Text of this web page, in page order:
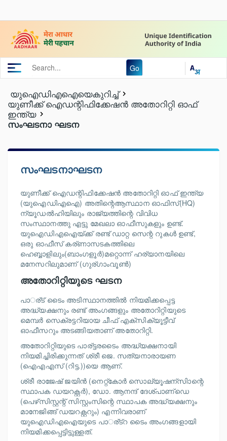
Go
യുഐഡിഎഐയെകുറിച്ച്
യുണീക്ക് ഐഡന്റിഫിക്കേഷൻ അതോറിറ്റി ഓഫ്
ഇന്ത്യ
സംഘടനാ ഘടന
സംഘടനാഘടന
യുണീക്ക് ഐഡന്റിഫിക്കേഷൻ അതോറിറ്റി ഓഫ് ഇന്ത്യ
(യുഐഡിഎഐ) അതിന്റെആസ്ഥാന ഓഫിസ്(HQ)
ന്യൂഡൽഹിയിലും രാജ്യത്തിന്റെ വിവിധ
സംസ്ഥാനത്തു എട്ടു മേഖലാ ഓഫീസുകളും ഉണ്ട്.
യുഐഡിഎഐയ്ക്ക് രണ്ട് ഡാറ്റ സെന്റ റുകള്‍ ഉണ്ട്,
ഒരു ഓഫീസ് കര്ണാസടകത്തിലെ
ഹെബ്ബാളിലും(ബാംഗളൂര്‍)മറ്റൊന്ന്‍ ഹര്യാനയിലെ
മനേസറിലുമാണ് (ഗുര്ഗാംവൂണ്‍)
അതോറിറ്റിയുടെ ഘടന
പാര്‌്ട് ടൈം അടിസ്ഥാനത്തില്‍ നിയമിക്കപ്പെട്ട
അദ്ധ്യക്ഷനും രണ്ട് അംഗങ്ങളും അതോറിറ്റിയുടെ
മെമ്പര്‍ സെക്രട്ടറിയായ ചീഫ് എക്‌സിക്യൂട്ടീവ്
ഓഫീസറും അടങ്ങിയതാണ് അതോറിറ്റി.
അതോറിറ്റിയുടെ പാര്ട്ടരടൈം അദ്ധ്യക്ഷനായി
നിയമിച്ചിരിക്കുന്നത് ശ്രീ ജെ. സത്യനാരായണ
(ഐഎഎസ് (റിട്ട.))യെ ആണ്.
ശ്രീ രാജേഷ് ജയിന്‍ (നെറ്റ്‌കോര്‍ സൊല്യൂഷന്സിാന്റെ
സ്ഥാപക ഡയറക്റ്റര്‍), ഡോ. ആനന്ദ് ദേശ്പാണ്‌ഡെ
(പെഴ്‌സിസ്റ്റന്റ് സിസ്റ്റംസിന്റെ സ്ഥാപക അദ്ധ്യക്ഷനും
മാനേജിങ്ങ് ഡയറക്റ്ററും) എന്നിവരാണ്
യുഐഡിഎഐയുടെ പാര്‌്ട്റ ടൈം അംഗങ്ങളായി
നിയമിക്കപ്പെട്ടിട്ടുള്ളത്.